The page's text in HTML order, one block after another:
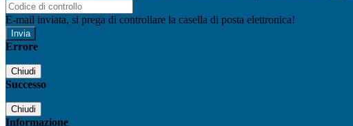
E-mail inviata, si prega di controllare la casella di posta elettronica!
Errore
Chiudi
Successo
Chiudi
Informazione